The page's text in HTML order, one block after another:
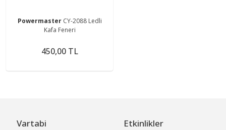
Powermaster CY-2088 Ledli
Kafa Feneri
450,00 TL
Vartabi Etkinlikler